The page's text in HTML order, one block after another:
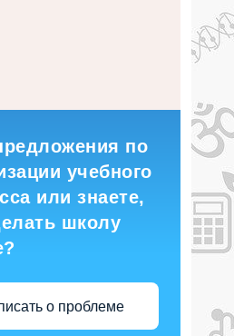
по
учебного
или знаете,
школу
о проблеме